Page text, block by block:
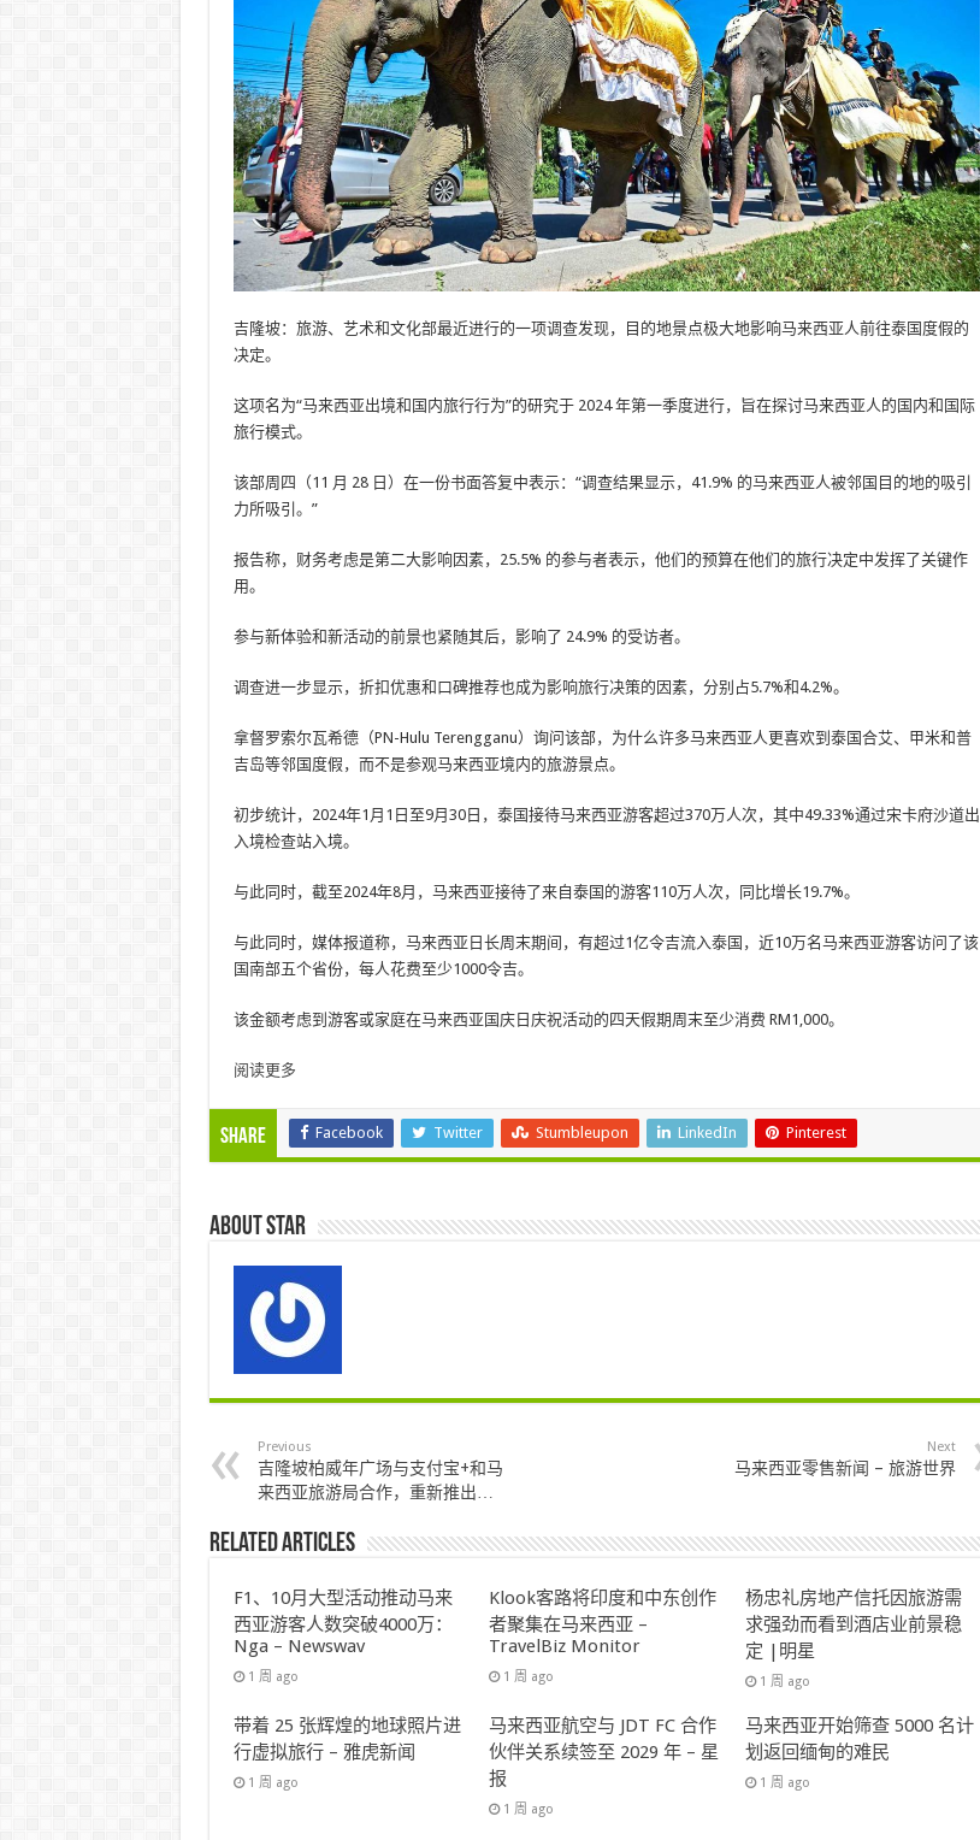
吉隆坡：旅游、艺术和文化部最近进行的一项调查发现，目的地景点极大地影响马来西亚人前往泰国度假的
决定。
这项名为“马来西亚出境和国内旅行行为”的研究于 2024 年第一季度进行，旨在探讨马来西亚人的国内和国际
旅行模式。
该部周四（11 月 28 日）在一份书面答复中表示：“调查结果显示，41.9% 的马来西亚人被邻国目的地的吸引
力所吸引。”
报告称，财务考虑是第二大影响因素，25.5% 的参与者表示，他们的预算在他们的旅行决定中发挥了关键作
用。
参与新体验和新活动的前景也紧随其后，影响了 24.9% 的受访者。
调查进一步显示，折扣优惠和口碑推荐也成为影响旅行决策的因素，分别占5.7%和4.2%。
拿督罗索尔瓦希德（PN-Hulu Terengganu）询问该部，为什么许多马来西亚人更喜欢到泰国合艾、甲米和普
吉岛等邻国度假，而不是参观马来西亚境内的旅游景点。
初步统计，2024年1月1日至9月30日，泰国接待马来西亚游客超过370万人次，其中49.33%通过宋卡府沙道出
入境检查站入境。
与此同时，截至2024年8月，马来西亚接待了来自泰国的游客110万人次，同比增长19.7%。
与此同时，媒体报道称，马来西亚日长周末期间，有超过1亿令吉流入泰国，近10万名马来西亚游客访问了该
国南部五个省份，每人花费至少1000令吉。
该金额考虑到游客或家庭在马来西亚国庆日庆祝活动的四天假期周末至少消费 RM1,000。
阅读更多
Share Facebook Twitter Stumbleupon LinkedIn Pinterest
About star
Previous
吉隆坡柏威年广场与支付宝+和马
来西亚旅游局合作，重新推出…
Next
马来西亚零售新闻 – 旅游世界
Related Articles
F1、10月大型活动推动马来
西亚游客人数突破4000万：
Nga – Newswav
1 周 ago
Klook客路将印度和中东创作
者聚集在马来西亚 –
TravelBiz Monitor
1 周 ago
杨忠礼房地产信托因旅游需
求强劲而看到酒店业前景稳
定 |明星
1 周 ago
带着 25 张辉煌的地球照片进
行虚拟旅行 – 雅虎新闻
1 周 ago
马来西亚航空与 JDT FC 合作
伙伴关系续签至 2029 年 – 星
报
1 周 ago
马来西亚开始筛查 5000 名计
划返回缅甸的难民
1 周 ago